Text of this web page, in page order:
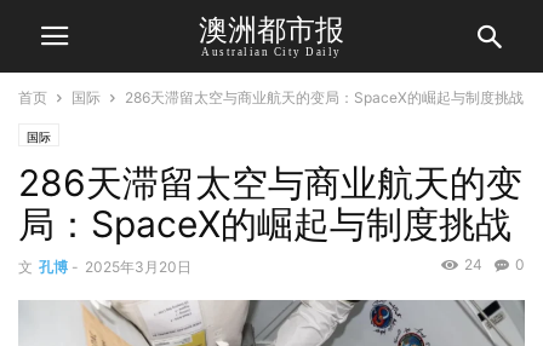
澳洲都市报
Australian City Daily
首页 国际 286天滞留太空与商业航天的变局：SpaceX的崛起与制度挑战
国际
286天滞留太空与商业航天的变
局：SpaceX的崛起与制度挑战
文 孔博 - 2025年3月20日 0
24